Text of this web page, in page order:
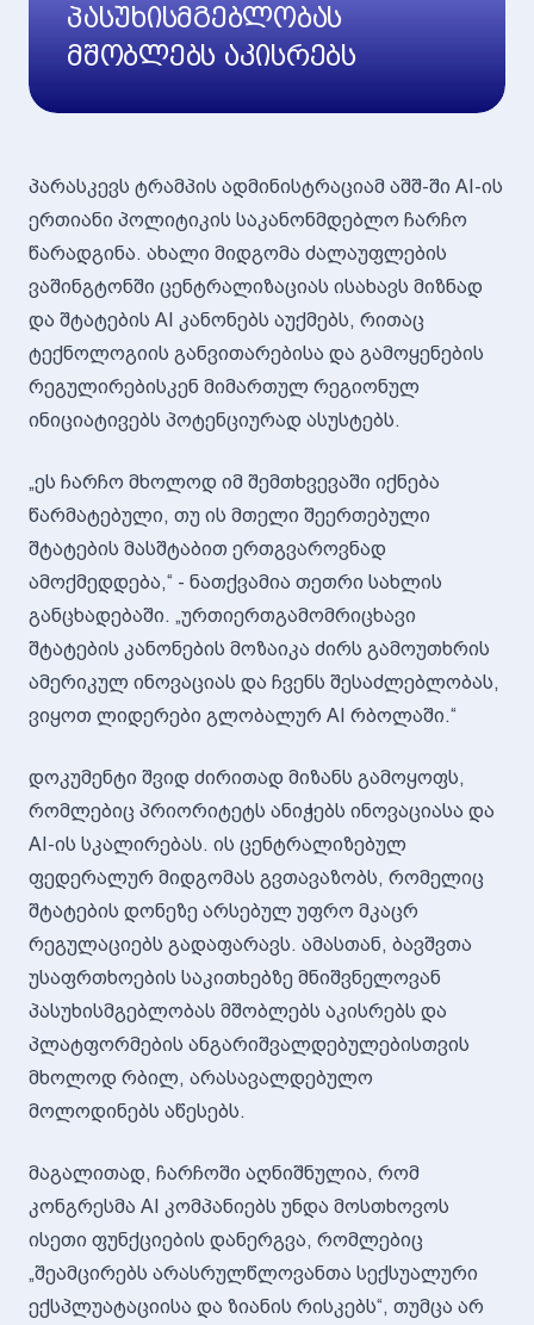
პასუხისმგებლობას
მშობლებს აკისრებს
პარასკევს ტრამპის ადმინისტრაციამ აშშ-ში AI-ის
ერთიანი პოლიტიკის საკანონმდებლო ჩარჩო
წარადგინა. ახალი მიდგომა ძალაუფლების
ვაშინგტონში ცენტრალიზაციას ისახავს მიზნად
და შტატების AI კანონებს აუქმებს, რითაც
ტექნოლოგიის განვითარებისა და გამოყენების
რეგულირებისკენ მიმართულ რეგიონულ
ინიციატივებს პოტენციურად ასუსტებს.
„ეს ჩარჩო მხოლოდ იმ შემთხვევაში იქნება
წარმატებული, თუ ის მთელი შეერთებული
შტატების მასშტაბით ერთგვაროვნად
ამოქმედდება,“ - ნათქვამია თეთრი სახლის
განცხადებაში. „ურთიერთგამომრიცხავი
შტატების კანონების მოზაიკა ძირს გამოუთხრის
ამერიკულ ინოვაციას და ჩვენს შესაძლებლობას,
ვიყოთ ლიდერები გლობალურ AI რბოლაში.“
დოკუმენტი შვიდ ძირითად მიზანს გამოყოფს,
რომლებიც პრიორიტეტს ანიჭებს ინოვაციასა და
AI-ის სკალირებას. ის ცენტრალიზებულ
ფედერალურ მიდგომას გვთავაზობს, რომელიც
შტატების დონეზე არსებულ უფრო მკაცრ
რეგულაციებს გადაფარავს. ამასთან, ბავშვთა
უსაფრთხოების საკითხებზე მნიშვნელოვან
პასუხისმგებლობას მშობლებს აკისრებს და
პლატფორმების ანგარიშვალდებულებისთვის
მხოლოდ რბილ, არასავალდებულო
მოლოდინებს აწესებს.
მაგალითად, ჩარჩოში აღნიშნულია, რომ
კონგრესმა AI კომპანიებს უნდა მოსთხოვოს
ისეთი ფუნქციების დანერგვა, რომლებიც
„შეამცირებს არასრულწლოვანთა სექსუალური
ექსპლუატაციისა და ზიანის რისკებს“, თუმცა არ